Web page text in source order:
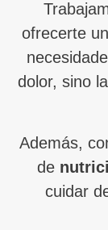
ofrecerte
dolor, sino
Además,
de
cuidar